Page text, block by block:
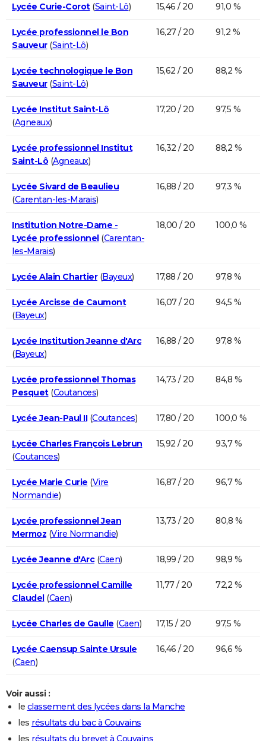
Lycée Curie-Corot(Saint-Lô) 15,46 / 20 91,0 %
Lycée professionnel le Bon
Sauveur(Saint-Lô)
16,27 / 20 91,2 %
Lycée technologique le Bon
Sauveur(Saint-Lô)
15,62 / 20 88,2 %
Lycée Institut Saint-Lô
(Agneaux)
17,20 / 20 97,5 %
Lycée professionnel Institut
Saint-Lô (Agneaux)
16,32 / 20 88,2 %
Lycée Sivard de Beaulieu
(Carentan-les-Marais)
16,88 / 20 97,3 %
Institution Notre-Dame -
Lycée professionnel(Carentan-
les-Marais)
18,00 / 20 100,0 %
Lycée Alain Chartier(Bayeux) 17,88 / 20 97,8 %
Lycée Arcisse de Caumont
(Bayeux)
16,07 / 20 94,5 %
Lycée Institution Jeanne d'Arc
(Bayeux)
16,88 / 20 97,8 %
Lycée professionnel Thomas
Pesquet(Coutances)
14,73 / 20 84,8 %
Lycée Jean-Paul II(Coutances) 17,80 / 20 100,0 %
Lycée Charles François Lebrun
(Coutances)
15,92 / 20 93,7 %
Lycée Marie Curie (Vire
Normandie)
16,87 / 20 96,7 %
Lycée professionnel Jean
Mermoz (Vire Normandie)
13,73 / 20 80,8 %
Lycée Jeanne d'Arc(Caen) 18,99 / 20 98,9 %
Lycée professionnel Camille
Claudel(Caen)
11,77 / 20 72,2 %
Lycée Charles de Gaulle (Caen) 17,15 / 20 97,5 %
Lycée Caensup Sainte Ursule
(Caen)
16,46 / 20 96,6 %
Voir aussi :
le classement des lycées dans la Manche
les résultats du bac à Couvains
les résultats du brevet à Couvains